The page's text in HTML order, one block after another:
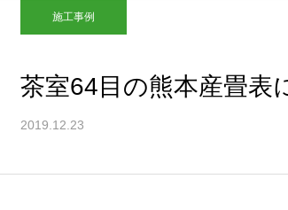
施工事例
茶室64目の熊本産畳表
2019.12.23